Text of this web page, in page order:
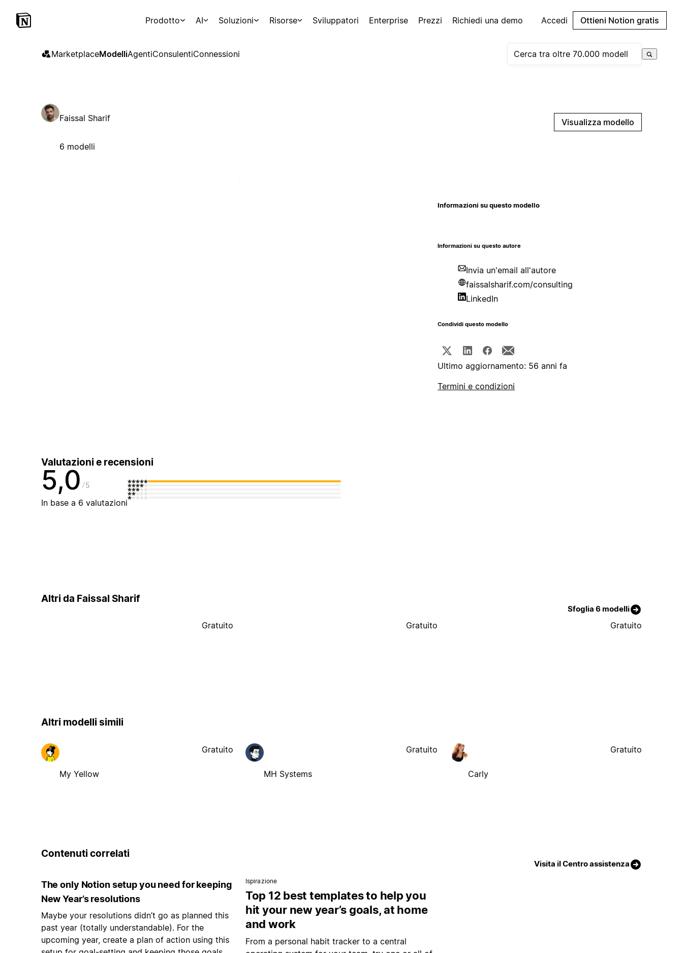
Prodotto AI Soluzioni Risorse Sviluppatori Enterprise Prezzi Richiedi una demo Accedi Ottieni Notion gratis
MarketplaceModelliAgentiConsulentiConnessioni
Faissal Sharif
6 modelli
Visualizza modello
Informazioni su questo modello
Informazioni su questo autore
Invia un'email all'autore
faissalsharif.com/consulting
LinkedIn
Condividi questo modello
Ultimo aggiornamento: 56 anni fa
Termini e condizioni
Valutazioni e recensioni
5,0 5
In base a 6 valutazioni
Altri da Faissal Sharif
Sfoglia 6 modelli
Gratuito Gratuito Gratuito
Altri modelli simili
My Yellow
Gratuito
MH Systems
Gratuito
Carly
Gratuito
Contenuti correlati
Visita il Centro assistenza
The only Notion setup you need for keeping
New Year’s resolutions
Maybe your resolutions didn’t go as planned this
past year (totally understandable). For the
upcoming year, create a plan of action using this
Ispirazione
Top 12 best templates to help you
hit your new year’s goals, at home
and work
From a personal habit tracker to a central